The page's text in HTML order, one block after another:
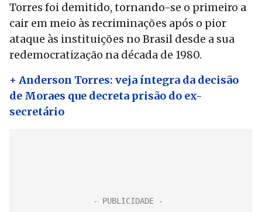
Torres foi demitido, tornando-se o primeiro a
cair em meio às recriminações após o pior
ataque às instituições no Brasil desde a sua
redemocratização na década de 1980.
+ Anderson Torres: veja íntegra da decisão
de Moraes que decreta prisão do ex-
secretário